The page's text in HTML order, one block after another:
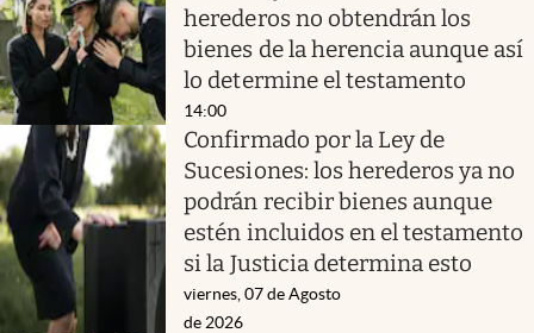
herederos no obtendrán los
bienes de la herencia aunque así
lo determine el testamento
14:00
Confirmado por la Ley de
Sucesiones: los herederos ya no
podrán recibir bienes aunque
estén incluidos en el testamento
si la Justicia determina esto
viernes, 07 de Agosto
de 2026